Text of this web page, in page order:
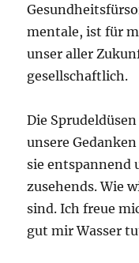
mentale, ist für
unser aller
gesellschaftlich.
Die
unsere
sie entspannend
zusehends. Wie
sind. Ich freue
gut mir Wasser